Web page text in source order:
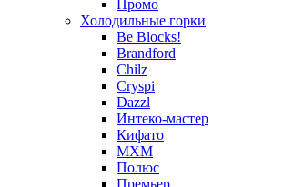
Промо
Холодильные горки
Be Blocks!
Brandford
Chilz
Cryspi
Dazzl
Интеко-мастер
Кифато
МХМ
Полюс
Премьер